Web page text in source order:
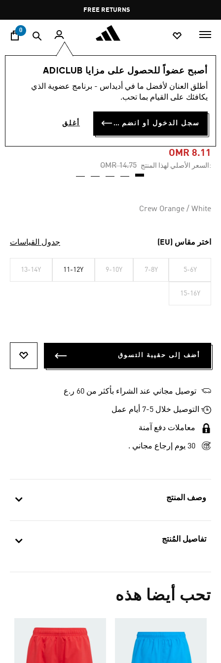
Pause
promotion
rotation
FREE RETURNS
0
أصبح عضواً للحصول على مزايا ADICLUB
أطلق العنان لأفضل ما في أديداس - برنامج عضوية الذي
يكافئك على القيام بما تحب.
سجل الدخول أو انضم الآن أغلق
وصف المنتج
تفاصيل المُنتج
تحب أيضا هذه
Price Reduced From
الأطفال الملابس
-45%
شورت سباحة للأطفال بخطوط
ثلاثة
OMR 8.11
:السعر الأصلي لهذا المنتج Price reduced from
OMR 14.75
to
Crew Orange / White
اختر مقاس (EU) جدول القياسات
5-6Y
7-8Y
9-10Y
11-12Y
13-14Y
15-16Y
أضف إلى حقيبة التسوق
توصيل مجاني عند الشراء بأكثر من 60 ر.ع
التوصيل خلال 5-7 أيام عمل
معاملات دفع آمنة